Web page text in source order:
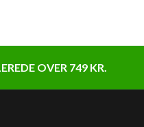
OVER 749 KR.